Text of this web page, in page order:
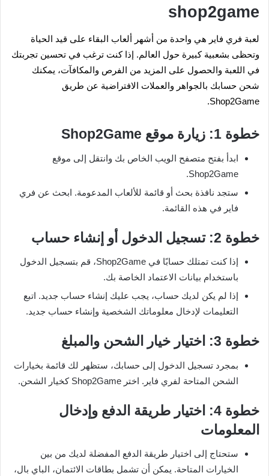
shop2game
لعبة فري فاير هي واحدة من أشهر ألعاب البقاء على قيد الحياة
وتحظى بشعبية كبيرة حول العالم. إذا كنت ترغب في تحسين تجربتك
في اللعبة والحصول على المزيد من الفرص والمكافآت، يمكنك
شحن حسابك بالجواهر والعملات الافتراضية عن طريق
Shop2Game.
خطوة 1: زيارة موقع Shop2Game
ابدأ بفتح متصفح الويب الخاص بك وانتقل إلى موقع
Shop2Game.
ستجد نافذة بحث أو قائمة للألعاب المدعومة. ابحث عن فري
فاير في هذه القائمة.
خطوة 2: تسجيل الدخول أو إنشاء حساب
إذا كنت تمتلك حسابًا في Shop2Game، قم بتسجيل الدخول
باستخدام بيانات الاعتماد الخاصة بك.
إذا لم يكن لديك حساب، يجب عليك إنشاء حساب جديد. اتبع
التعليمات لإدخال معلوماتك الشخصية وإنشاء حساب جديد.
خطوة 3: اختيار خيار الشحن والمبلغ
بمجرد تسجيل الدخول إلى حسابك، ستظهر لك قائمة بخيارات
الشحن المتاحة لفري فاير. اختر Shop2Game كخيار الشحن.
خطوة 4: اختيار طريقة الدفع وإدخال
المعلومات
ستحتاج إلى اختيار طريقة الدفع المفضلة لديك من بين
الخيارات المتاحة. يمكن أن تشمل بطاقات الائتمان، الباي بال،